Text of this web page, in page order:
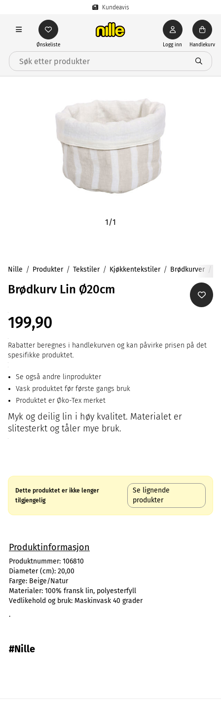
Kundeavis
Ønskeliste Logg inn Handlekurv
1/1
Nille Produkter Tekstiler Kjøkkentekstiler Brødkurver
Brødkurv Lin Ø20cm
199,90
Rabatter beregnes i handlekurven og kan påvirke prisen på det
spesifikke produktet.
Se også andre linprodukter
Vask produktet før første gangs bruk
Produktet er Øko-Tex merket
Myk og deilig lin i høy kvalitet. Materialet er
slitesterkt og tåler mye bruk.
Dette produktet er ikke lenger
tilgjengelig
Se lignende
produkter
Produktinformasjon
Produktnummer: 106810
Diameter (cm): 20,00
Farge: Beige/Natur
Materialer: 100% fransk lin, polyesterfyll
Vedlikehold og bruk: Maskinvask 40 grader
.
#Nille